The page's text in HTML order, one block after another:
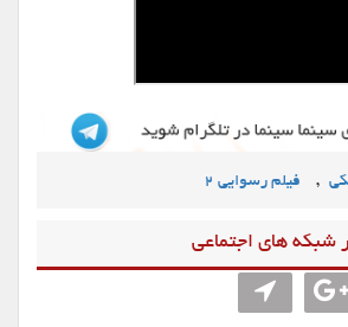
, فیلم رسوایی 2
شبکه های اجتماعی